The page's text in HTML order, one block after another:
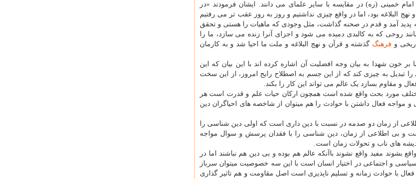
خمینی (ره) در مقایسه با سایر علمای می دانند. ایشان فرمودند «در
البلاغه بود، اما در واقع چیزی نداشتیم و روز به روز عقب تر می رفتیم
آمد و قدم در صحنه گذاشت، مثل وجودی که ماهیات را هستی و تحقق
روحی که به کالبدی دمیده می شود و اجزای آنرا زنده می سازد، ما را
و فرهنگ گذشته و قرآن و نهج البلاغه و ملت ما احیا شد و به کارمان
شهدا به بیان وجه افضلیت آن اشاره کرده اند با این بیان که این
تبدیل به چیزی کند که از این جسم به اصطلاح رایج امروز، از این سخت
و مقاوم بسازد یک عالم می تواند این کار را بکند.
مورد بحث واقع شده است همچون ارکان حیات علم و قدرت است هر
مواجه فعال داشتن با حوادث را هم میتوان از شاخصه های احیاگران دین
از زمان دو صدمه در نسبت با دین داری است که اولی دین شناسی را
و بی اطلاعی از زمان، دین شناسی را با فقدان پرسش و سوال مواجه
های ناب و تحولات زمان است.
بشوند مفید واقع نشوند باآنکه عالم هم بوده و بی دین هم نباشند اما در
و اجتماعی در اختیار انسان است با این سه خصوصیت میتوان سرباز
با حوادث زمانه و تسلیم ناپذیری است اصل مقاومت و هم تاثیر گذاری